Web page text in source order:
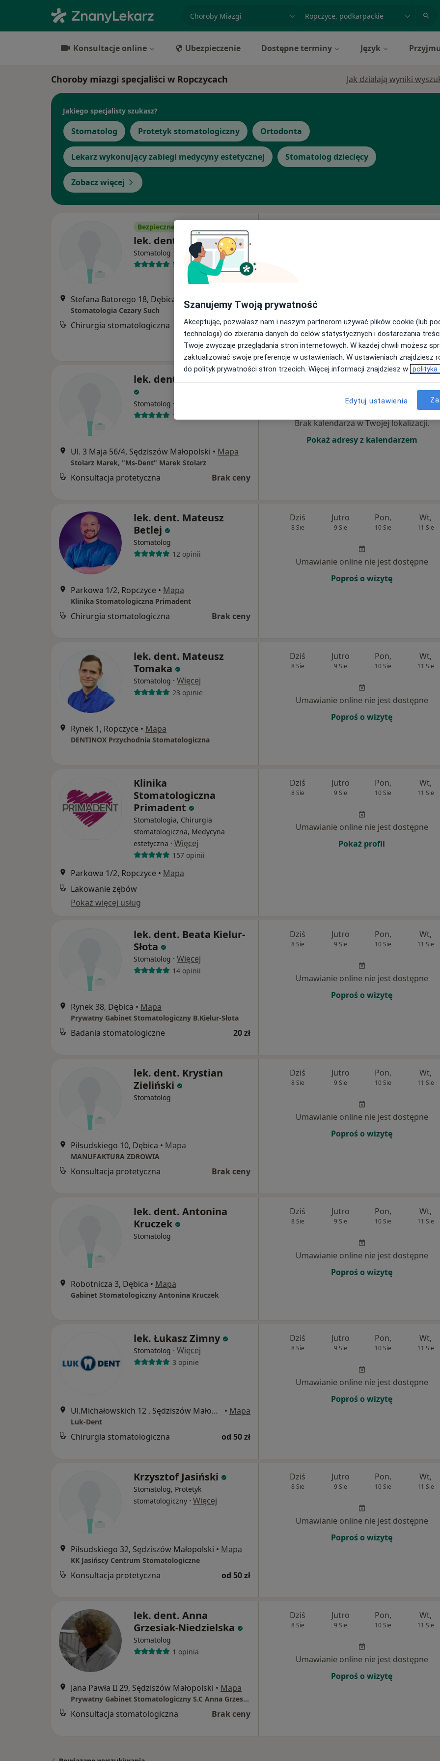
Konsultacje online Ubezpieczenie Dostępne terminy Język
Choroby miazgi specjaliści w Ropczycach Jak działają wyniki
Jakiego specjalisty szukasz?
Stomatolog Protetyk stomatologiczny Ortodonta
Lekarz wykonujący zabiegi medycyny estetycznej Stomatolog dziecięcy
Zobacz więcej
Bezpieczne płatności
lek. dent. Cezary Such
Stomatolog
58 opinii
Stefana Batorego 18, Dębica Mapa
Stomatologia Cezary Such
Chirurgia stomatologiczna od 300 zł
lek. dent. Marek Stolarz
Stomatolog ·
135 opinii
Ul. 3 Maja 56/4, Sędziszów Małopolski • Mapa
Stolarz Marek, "Ms-Dent" Marek Stolarz
Konsultacja protetyczna Brak ceny
11 Sie
Brak kalendarza w Twojej lokalizacji.
Pokaż adresy z kalendarzem
lek. dent. Mateusz
Betlej
Stomatolog
12 opinii
Parkowa 1/2, Ropczyce • Mapa
Klinika Stomatologiczna Primadent
Chirurgia stomatologiczna Brak ceny
Dziś
8 Sie
Jutro
9 Sie
Pon,
10 Sie
Wt,
11 Sie
Umawianie online nie jest dostępne
Poproś o wizytę
lek. dent. Mateusz
Tomaka
Stomatolog · Więcej
23 opinie
Rynek 1, Ropczyce • Mapa
DENTINOX Przychodnia Stomatologiczna
Dziś
8 Sie
Jutro
9 Sie
Pon,
10 Sie
Wt,
11 Sie
Umawianie online nie jest dostępne
Poproś o wizytę
Klinika
Stomatologiczna
Primadent
Stomatologia, Chirurgia
stomatologiczna, Medycyna
estetyczna · Więcej
157 opinii
Parkowa 1/2, Ropczyce • Mapa
Lakowanie zębów
Pokaż więcej usług
Dziś
8 Sie
Jutro
9 Sie
Pon,
10 Sie
Wt,
11 Sie
Umawianie online nie jest dostępne
Pokaż profil
lek. dent. Beata Kielur-
Słota
Stomatolog · Więcej
14 opinii
Rynek 38, Dębica • Mapa
Prywatny Gabinet Stomatologiczny B.Kielur-Słota
Badania stomatologiczne 20 zł
Dziś
8 Sie
Jutro
9 Sie
Pon,
10 Sie
Wt,
11 Sie
Umawianie online nie jest dostępne
Poproś o wizytę
lek. dent. Krystian
Zieliński
Stomatolog
Piłsudskiego 10, Dębica • Mapa
MANUFAKTURA ZDROWIA
Konsultacja protetyczna Brak ceny
Dziś
8 Sie
Jutro
9 Sie
Pon,
10 Sie
Wt,
11 Sie
Umawianie online nie jest dostępne
Poproś o wizytę
lek. dent. Antonina
Kruczek
Stomatolog
Robotnicza 3, Dębica • Mapa
Gabinet Stomatologiczny Antonina Kruczek
Dziś
8 Sie
Jutro
9 Sie
Pon,
10 Sie
Wt,
11 Sie
Umawianie online nie jest dostępne
Poproś o wizytę
lek. Łukasz Zimny
Stomatolog · Więcej
3 opinie
Ul.Michałowskich 12 , Sędziszów Małopolski • Mapa
Luk-Dent
Chirurgia stomatologiczna od 50 zł
Dziś
8 Sie
Jutro
9 Sie
Pon,
10 Sie
Wt,
11 Sie
Umawianie online nie jest dostępne
Poproś o wizytę
Krzysztof Jasiński
Stomatolog, Protetyk
stomatologiczny · Więcej
Piłsudskiego 32, Sędziszów Małopolski • Mapa
KK Jasińscy Centrum Stomatologiczne
Konsultacja protetyczna od 50 zł
Dziś
8 Sie
Jutro
9 Sie
Pon,
10 Sie
Wt,
11 Sie
Umawianie online nie jest dostępne
Poproś o wizytę
lek. dent. Anna
Grzesiak-Niedzielska
Stomatolog
1 opinia
Jana Pawła II 29, Sędziszów Małopolski • Mapa
Prywatny Gabinet Stomatologiczny S.C Anna Grzesiak-Niedzielska
Konsultacja stomatologiczna Brak ceny
Dziś
8 Sie
Jutro
9 Sie
Pon,
10 Sie
Wt,
11 Sie
Umawianie online nie jest dostępne
Poproś o wizytę
Szanujemy Twoją prywatność
Akceptując, pozwalasz nam i naszym partnerom używać plików cookie (lub
technologii) do zbierania danych do celów statystycznych i dostarczania
Twoje zwyczaje przeglądania stron internetowych. W każdej chwili możesz
zaktualizować swoje preferencje w ustawieniach. W ustawieniach znajdziesz
do polityk prywatności stron trzecich. Więcej informacji znajdziesz w polityka
Edytuj ustawienia